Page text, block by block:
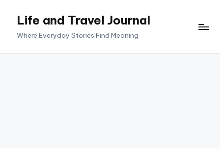
Life and Travel Journal
Where Everyday Stories Find Meaning